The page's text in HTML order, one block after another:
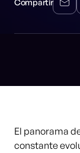
Compartir
El panorama
constante